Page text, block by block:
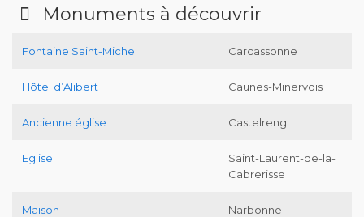
Monuments à découvrir
Fontaine Saint-Michel Carcassonne
Hôtel d’Alibert Caunes-Minervois
Ancienne église Castelreng
Eglise
Saint-Laurent-de-la-
Cabrerisse
Maison Narbonne